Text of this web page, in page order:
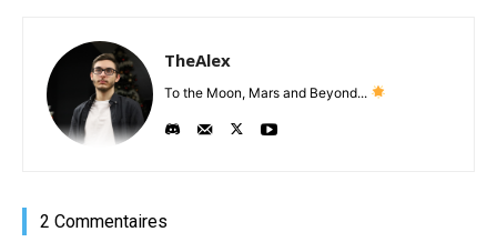
TheAlex
To the Moon, Mars and Beyond...
2 Commentaires